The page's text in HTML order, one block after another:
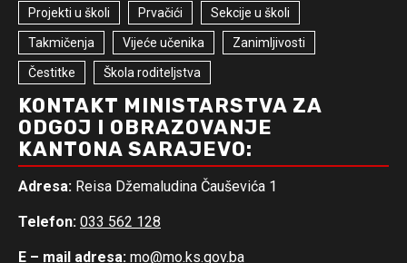
Projekti u školi Prvačići Sekcije u školi
Takmičenja Vijeće učenika Zanimljivosti
Čestitke Škola roditeljstva
KONTAKT MINISTARSTVA ZA
ODGOJ I OBRAZOVANJE
KANTONA SARAJEVO:
Adresa: Reisa Džemaludina Čauševića 1
Telefon: 033 562 128
E – mail adresa: mo@mo.ks.gov.ba